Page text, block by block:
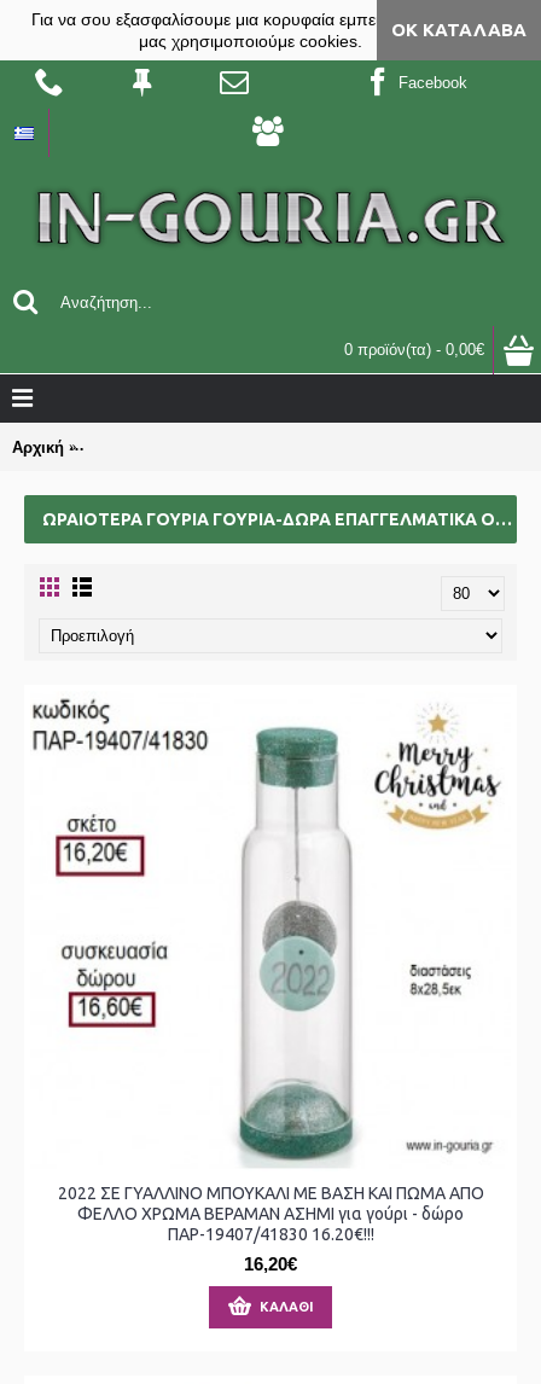
Για να σου εξασφαλίσουμε μια κορυφαία εμπειρία, στο site
μας χρησιμοποιούμε cookies.
ΟΚ ΚΑΤΆΛΑΒΑ
Facebook
0 προϊόν(τα) - 0,00€
Αρχική ΩΡΑΙΟΤΕΡΑ ΓΟΥΡΙΑ γούρια-δώρα επαγγελματικά ομαδικά
ΩΡΑΙΟΤΕΡΑ ΓΟΥΡΙΑ ΓΟΎΡΙΑ-ΔΏΡΑ ΕΠΑΓΓΕΛΜΑΤΙΚΆ ΟΜΑΔΙΚΆ ΕΠΙΧΕΙΡΗΜΑΤΙΚΆ ΓΙΑ BAZZAR ΣΧΟΛΕΊΑ ΣΥΛΛΌΓΟΥΣ 2025
2022 ΣΕ ΓΥΑΛΛΙΝΟ ΜΠΟΥΚΑΛΙ ΜΕ ΒΑΣΗ ΚΑΙ ΠΩΜΑ ΑΠΟ
ΦΕΛΛΟ ΧΡΩΜΑ ΒΕΡΑΜΑΝ ΑΣΗΜΙ για γούρι - δώρο
ΠΑΡ-19407/41830 16.20€!!!
16,20€
ΚΑΛΆΘΙ